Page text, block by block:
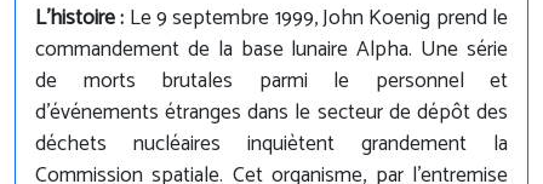
L'histoire : Le 9 septembre 1999, John Koenig prend le
commandement de la base lunaire Alpha. Une série
de morts brutales parmi le personnel et
d'événements étranges dans le secteur de dépôt des
déchets nucléaires inquiètent grandement la
Commission spatiale. Cet organisme, par l'entremise